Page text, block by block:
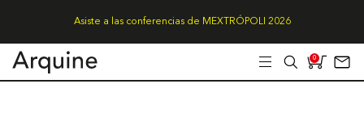
Asiste a las conferencias de MEXTRÓPOLI 2026
0